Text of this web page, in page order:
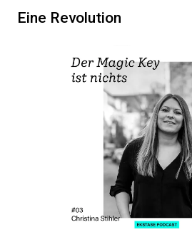
Beitrag
Eine Revolution